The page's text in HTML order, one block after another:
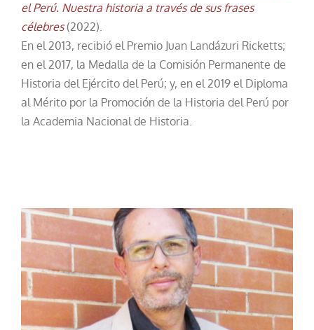
el Perú. Nuestra historia a través de sus frases
célebres(2022).
En el 2013, recibió el Premio Juan Landázuri Ricketts;
en el 2017, la Medalla de la Comisión Permanente de
Historia del Ejército del Perú; y, en el 2019 el Diploma
al Mérito por la Promoción de la Historia del Perú por
la Academia Nacional de Historia.